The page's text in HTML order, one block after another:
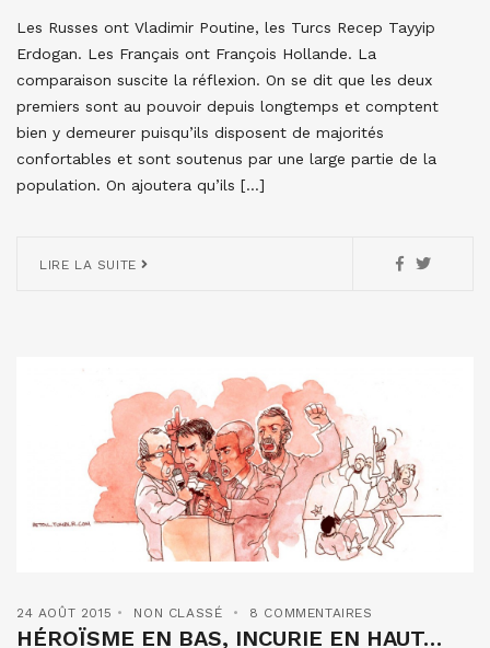
Les Russes ont Vladimir Poutine, les Turcs Recep Tayyip
Erdogan. Les Français ont François Hollande. La
comparaison suscite la réflexion. On se dit que les deux
premiers sont au pouvoir depuis longtemps et comptent
bien y demeurer puisqu’ils disposent de majorités
confortables et sont soutenus par une large partie de la
population. On ajoutera qu’ils […]
LIRE LA SUITE
24 AOÛT 2015 NON CLASSÉ 8 COMMENTAIRES
HÉROÏSME EN BAS, INCURIE EN HAUT…